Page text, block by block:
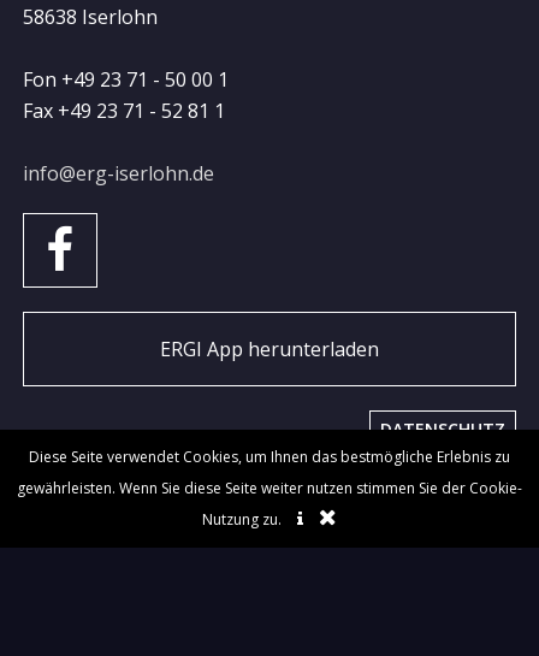
58638 Iserlohn
Fon +49 23 71 - 50 00 1
Fax +49 23 71 - 52 81 1
info@erg-iserlohn.de
ERGI App herunterladen
DATENSCHUTZ
IMPRESSUM
Diese Seite verwendet Cookies, um Ihnen das bestmögliche Erlebnis zu
gewährleisten. Wenn Sie diese Seite weiter nutzen stimmen Sie der Cookie-
Nutzung zu.